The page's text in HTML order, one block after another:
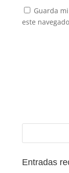
Guarda
este
Entradas